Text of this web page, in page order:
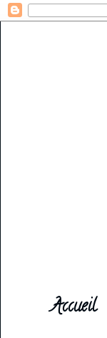
Accueil